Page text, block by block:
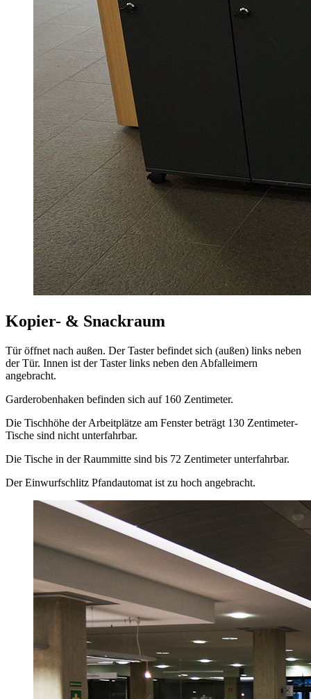
Kopier- & Snackraum
Tür öffnet nach außen. Der Taster befindet sich (außen) links neben
der Tür. Innen ist der Taster links neben den Abfalleimern
angebracht.
Garderobenhaken befinden sich auf 160 Zentimeter.
Die Tischhöhe der Arbeitplätze am Fenster beträgt 130 Zentimeter-
Tische sind nicht unterfahrbar.
Die Tische in der Raummitte sind bis 72 Zentimeter unterfahrbar.
Der Einwurfschlitz Pfandautomat ist zu hoch angebracht.